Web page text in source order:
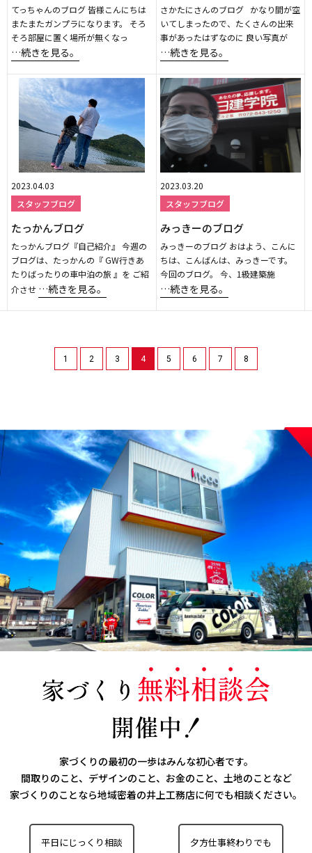
てっちゃんのブログ 皆様こんにちは
またまたガンプラになります。 そろ
そろ部屋に置く場所が無くなっ
…続きを見る。
さかたにさんのブログ かなり間が空
いてしまったので、たくさんの出来
事があったはずなのに 良い写真が
…続きを見る。
2023.04.03
スタッフブログ
たっかんブログ
たっかんブログ『自己紹介』 今週の
ブログは、たっかんの『 GW行きあ
たりばったりの車中泊の旅 』を ご紹
介させ …続きを見る。
2023.03.20
スタッフブログ
みっきーのブログ
みっきーのブログ おはよう、こんに
ちは、こんばんは、みっきーです。
今回のブログ。 今、1級建築施
…続きを見る。
1 2 3 4 5 6 7 8
家づくりの最初の一歩はみんな初心者です。
間取りのこと、デザインのこと、お金のこと、土地のことなど
家づくりのことなら地域密着の井上工務店に何でも相談ください。
平日にじっくり相談 夕方仕事終わりでも